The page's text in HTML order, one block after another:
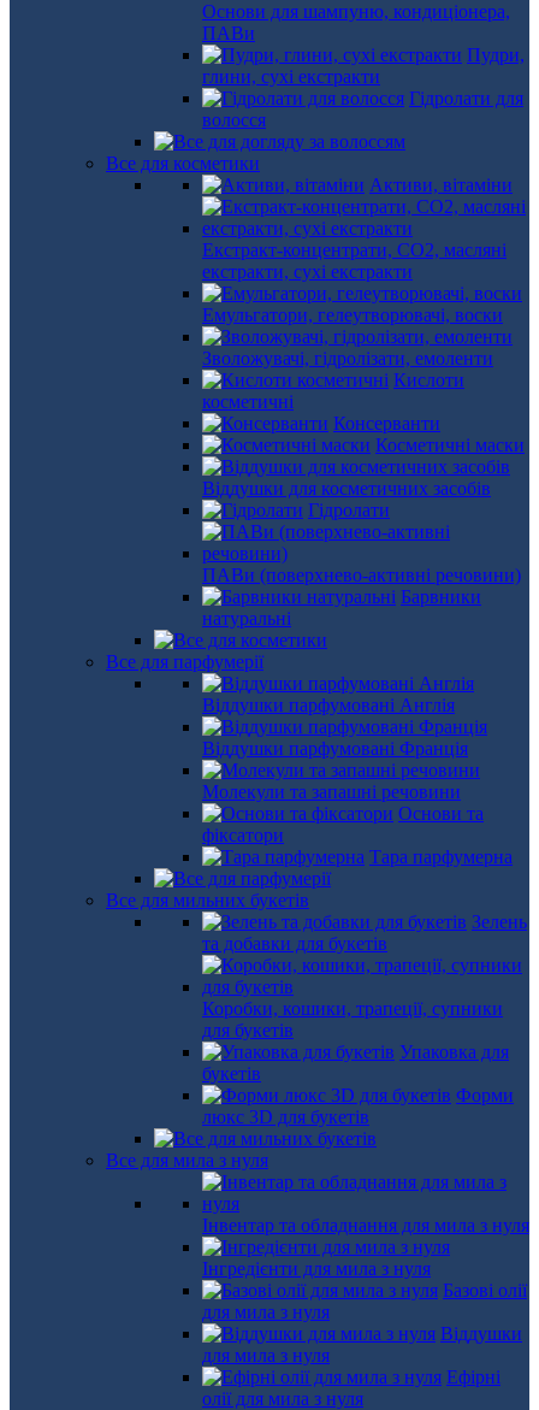
Основи для шампуню, кондиціонера,
ПАВи
Пудри,
глини, сухі екстракти
Гідролати для
волосся
Все для косметики
Активи, вітаміни
Екстракт-концентрати, СО2, масляні
екстракти, сухі екстракти
Емульгатори, гелеутворювачі, воски
Зволожувачі, гідролізати, емоленти
Кислоти
косметичні
Консерванти
Косметичні маски
Віддушки для косметичних засобів
Гідролати
ПАВи (поверхнево-активні речовини)
Барвники
натуральні
Все для парфумерії
Віддушки парфумовані Англія
Віддушки парфумовані Франція
Молекули та запашні речовини
Основи та
фіксатори
Тара парфумерна
Все для мильних букетів
Зелень
та добавки для букетів
Коробки, кошики, трапеції, супники
для букетів
Упаковка для
букетів
Форми
люкс 3D для букетів
Все для мила з нуля
Інвентар та обладнання для мила з нуля
Інгредієнти для мила з нуля
Базові олії
для мила з нуля
Віддушки
для мила з нуля
Ефірні
олії для мила з нуля